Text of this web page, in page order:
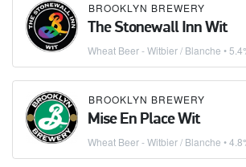
BROOKLYN BREWERY
The Stonewall Inn Wit
Wheat Beer - Witbier / Blanche •
BROOKLYN BREWERY
Mise En Place Wit
Wheat Beer - Witbier / Blanche •